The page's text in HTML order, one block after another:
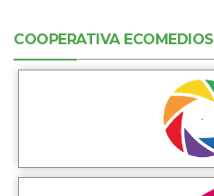
COOPERATIVA ECOMEDIOS